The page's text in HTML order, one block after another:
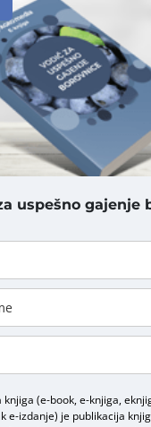
DODAJ
uspešno gajenje
knjiga (e-book, e-knjiga,
e-izdanje) je publikacija